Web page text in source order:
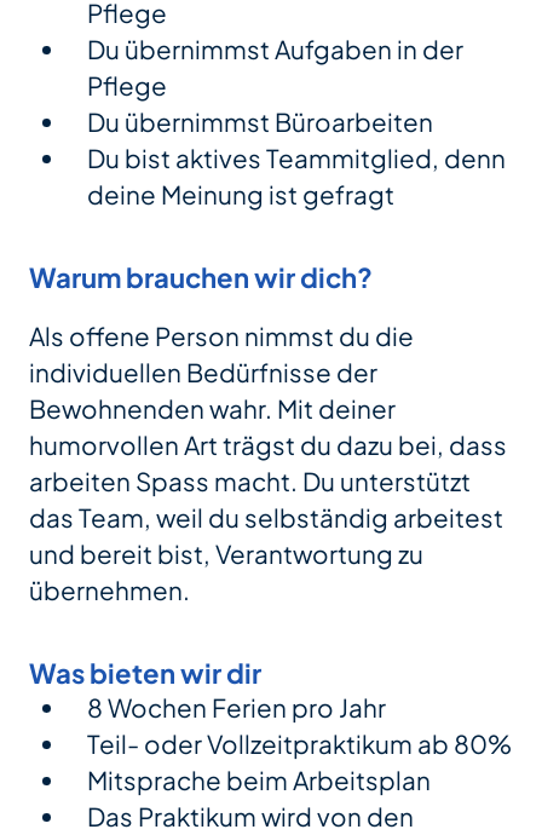
Pflege
Du übernimmst Aufgaben in der
Pflege
Du übernimmst Büroarbeiten
Du bist aktives Teammitglied, denn
deine Meinung ist gefragt
Warum brauchen wir dich?
Als offene Person nimmst du die
individuellen Bedürfnisse der
Bewohnenden wahr. Mit deiner
humorvollen Art trägst du dazu bei, dass
arbeiten Spass macht. Du unterstützt
das Team, weil du selbständig arbeitest
und bereit bist, Verantwortung zu
übernehmen.
Was bieten wir dir
8 Wochen Ferien pro Jahr
Teil- oder Vollzeitpraktikum ab 80%
Mitsprache beim Arbeitsplan
Das Praktikum wird von den